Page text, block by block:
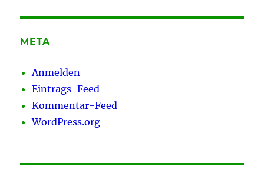
META
Anmelden
Eintrags-Feed
Kommentar-Feed
WordPress.org